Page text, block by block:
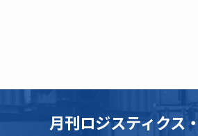
月刊ロジスティクス